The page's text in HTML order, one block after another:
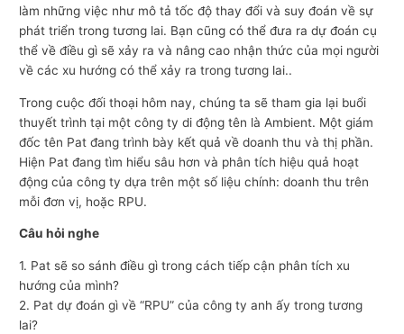
làm những việc như mô tả tốc độ thay đổi và suy đoán về sự
phát triển trong tương lai. Bạn cũng có thể đưa ra dự đoán cụ
thể về điều gì sẽ xảy ra và nâng cao nhận thức của mọi người
về các xu hướng có thể xảy ra trong tương lai..
Trong cuộc đối thoại hôm nay, chúng ta sẽ tham gia lại buổi
thuyết trình tại một công ty di động tên là Ambient. Một giám
đốc tên Pat đang trình bày kết quả về doanh thu và thị phần.
Hiện Pat đang tìm hiểu sâu hơn và phân tích hiệu quả hoạt
động của công ty dựa trên một số liệu chính: doanh thu trên
mỗi đơn vị, hoặc RPU.
Câu hỏi nghe
1. Pat sẽ so sánh điều gì trong cách tiếp cận phân tích xu
hướng của mình?
2. Pat dự đoán gì về “RPU” của công ty anh ấy trong tương
lai?